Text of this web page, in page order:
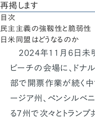
再掲します
目次
民主主義の強靱性と脆弱性
日米同盟はどうなるのか
2024年11月6日未明
ビーチの会場に、ドナル
部で開票作業が続く中
ージア州、ペンシルベ
る7州で次々とトラン